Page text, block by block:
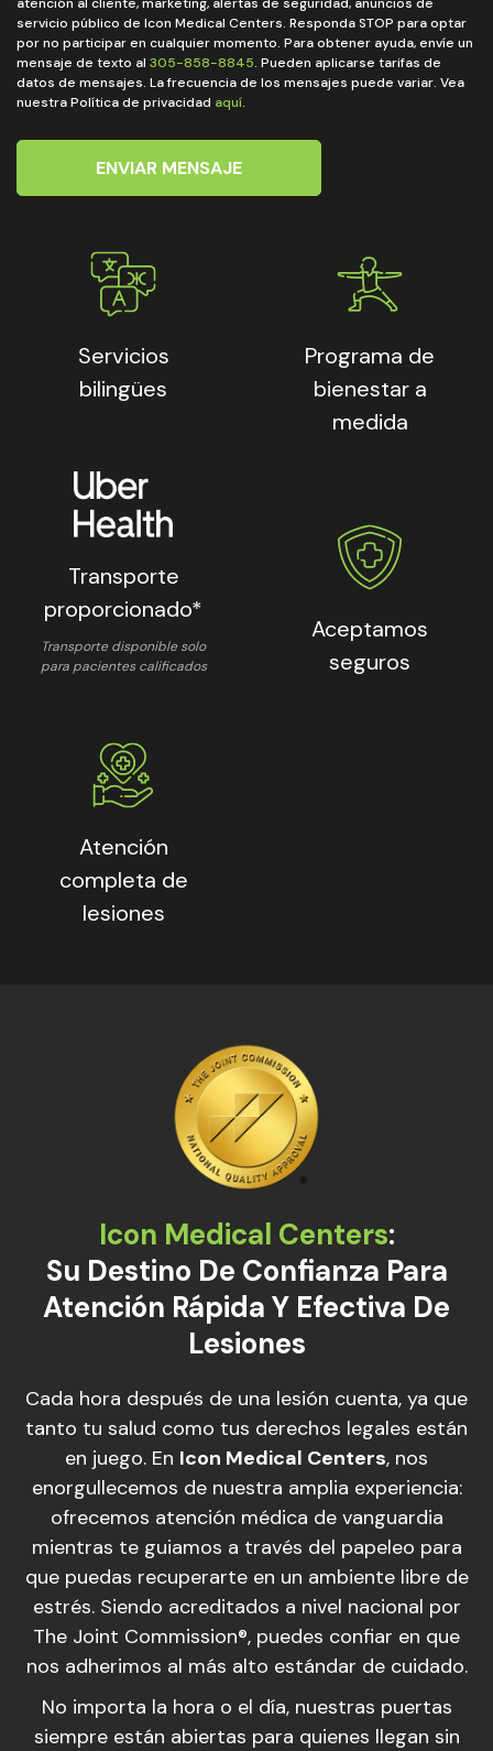
Servicios
bilingües
Transporte
proporcionado*
Transporte disponible solo
para pacientes calificados
Atención
completa de
lesiones
servicio público de Icon Medical Centers. Responda STOP para optar
por no participar en cualquier momento. Para obtener ayuda, envíe un
mensaje de texto al 305-858-8845. Pueden aplicarse tarifas de
datos de mensajes. La frecuencia de los mensajes puede variar. Vea
nuestra Política de privacidad aquí.
ENVIAR MENSAJE
Programa de
bienestar a
medida
Aceptamos
seguros
Icon Medical Centers:
Su Destino De Confianza Para
Atención Rápida Y Efectiva De
Lesiones
Cada hora después de una lesión cuenta, ya que
tanto tu salud como tus derechos legales están
en juego. En Icon Medical Centers, nos
enorgullecemos de nuestra amplia experiencia:
ofrecemos atención médica de vanguardia
mientras te guiamos a través del papeleo para
que puedas recuperarte en un ambiente libre de
estrés. Siendo acreditados a nivel nacional por
The Joint Commission®, puedes confiar en que
nos adherimos al más alto estándar de cuidado.
No importa la hora o el día, nuestras puertas
siempre están abiertas para quienes llegan sin